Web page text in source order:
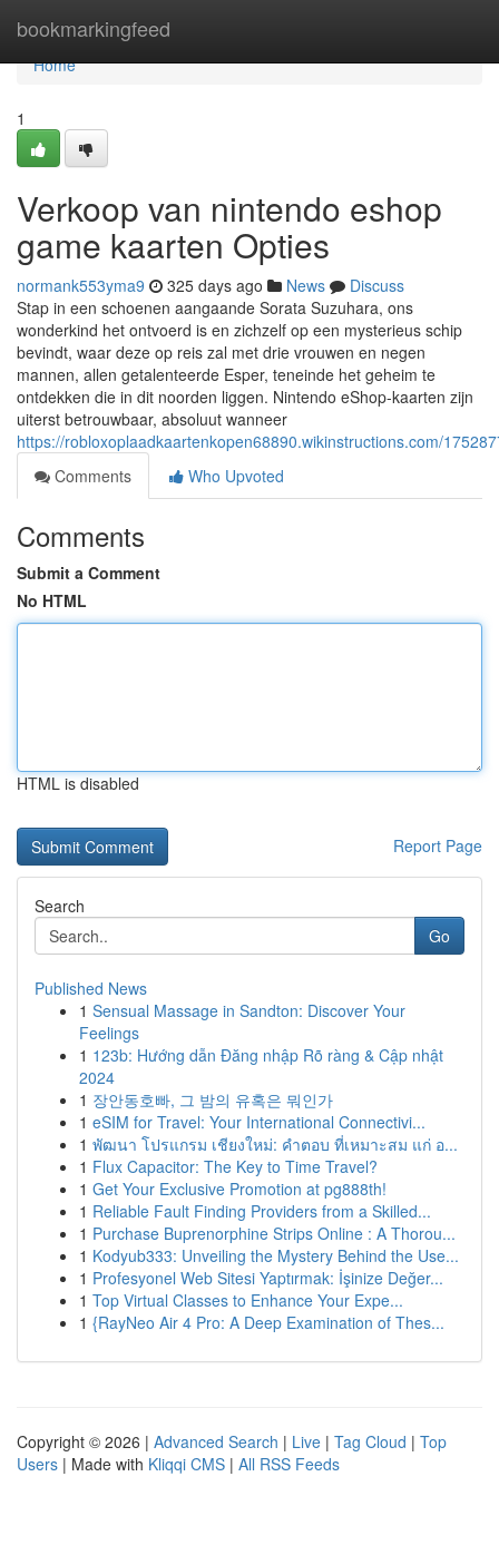
bookmarkingfeed
Home
Home
1
Verkoop van nintendo eshop
game kaarten Opties
normank553yma9 325 days ago News
Discuss
Stap in een schoenen aangaande Sorata Suzuhara, ons
wonderkind het ontvoerd is en zichzelf op een mysterieus schip
bevindt, waar deze op reis zal met drie vrouwen en negen
mannen, allen getalenteerde Esper, teneinde het geheim te
ontdekken die in dit noorden liggen. Nintendo eShop-kaarten zijn
uiterst betrouwbaar, absoluut wanneer
https://robloxoplaadkaartenkopen68890.wikinstructions.com/
Comments
Who Upvoted
Comments
Submit a Comment
No HTML
HTML is disabled
Report Page
Search
Go
Published News
1 Sensual Massage in Sandton: Discover Your
Feelings
1 123b: Hướng dẫn Đăng nhập Rõ ràng & Cập nhật
2024
1 장안동호빠, 그 밤의 유혹은 뭐인가
1 eSIM for Travel: Your International Connectivi...
1 พัฒนา โปรแกรม เชียงใหม่: คำตอบ ที่เหมาะสม แก่ อ...
1 Flux Capacitor: The Key to Time Travel?
1 Get Your Exclusive Promotion at pg888th!
1 Reliable Fault Finding Providers from a Skilled...
1 Purchase Buprenorphine Strips Online : A Thorou...
1 Kodyub333: Unveiling the Mystery Behind the Use...
1 Profesyonel Web Sitesi Yaptırmak: İşinize Değer...
1 Top Virtual Classes to Enhance Your Expe...
1 {RayNeo Air 4 Pro: A Deep Examination of Thes...
Copyright © 2026 | Advanced Search | Live | Tag Cloud | Top
Users | Made with Kliqqi CMS | All RSS Feeds